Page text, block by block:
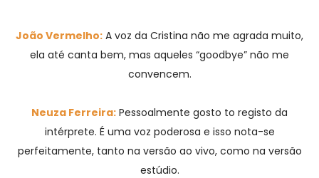
João Vermelho: A voz da Cristina não me agrada muito,
ela até canta bem, mas aqueles “goodbye” não me
convencem.
Neuza Ferreira: Pessoalmente gosto to registo da
intérprete. É uma voz poderosa e isso nota-se
perfeitamente, tanto na versão ao vivo, como na versão
estúdio.